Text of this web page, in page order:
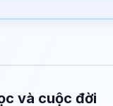
và cuộc đời